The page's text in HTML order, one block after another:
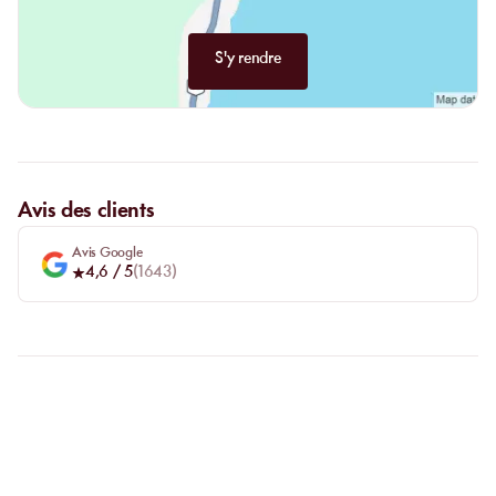
S'y rendre
Avis des clients
Avis Google
4,6 / 5( 1643)